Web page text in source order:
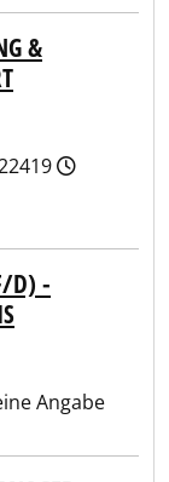
&
D) -
Angabe